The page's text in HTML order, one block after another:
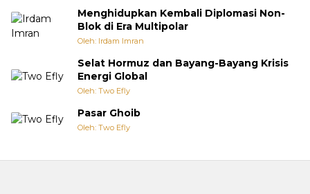
Menghidupkan Kembali Diplomasi Non-
Blok di Era Multipolar
Oleh: Irdam Imran
Selat Hormuz dan Bayang-Bayang Krisis
Energi Global
Oleh: Two Efly
Pasar Ghoib
Oleh: Two Efly